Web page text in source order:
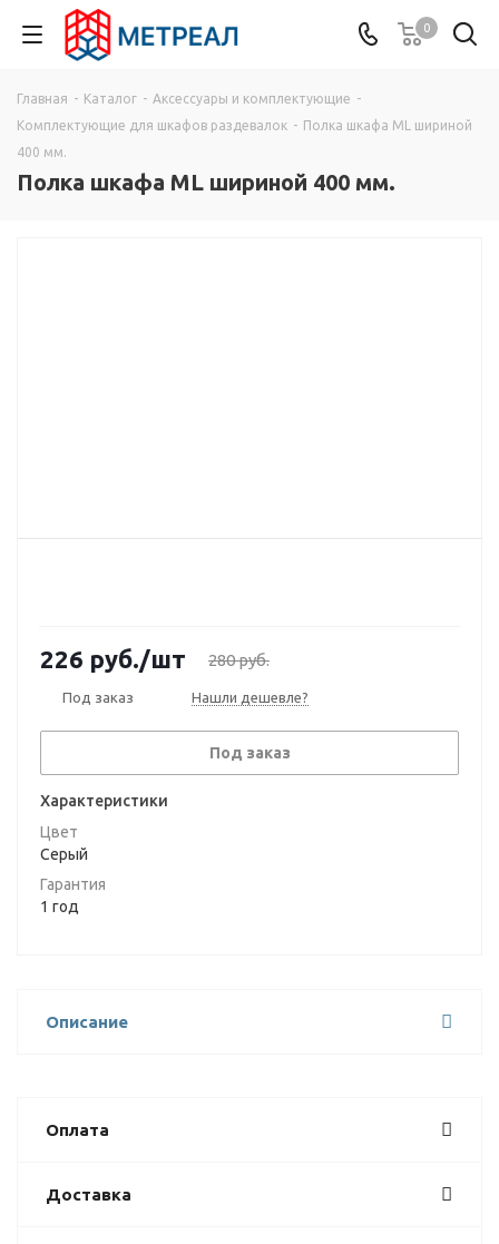
0
Главная - Каталог - Аксессуары и комплектующие -
Комплектующие для шкафов раздевалок - Полка шкафа ML шириной
400 мм.
Полка шкафа ML шириной 400 мм.
226 руб./шт 280руб.
Под заказ Нашли дешевле?
Под заказ
Характеристики
Цвет
Серый
Гарантия
1 год
Описание
Оплата
Доставка